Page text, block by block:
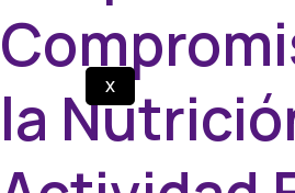
X
la